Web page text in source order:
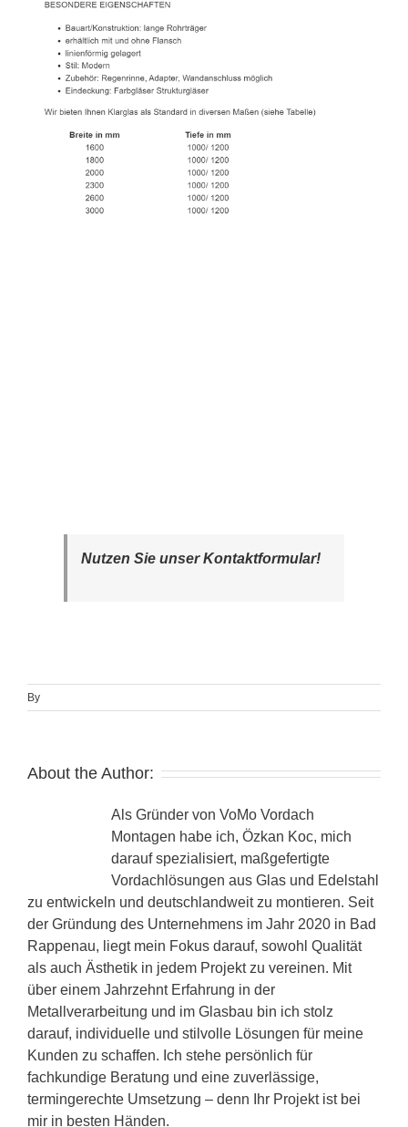
Nutzen Sie unser Kontaktformular!
By
About the Author:
Als Gründer von VoMo Vordach
Montagen habe ich, Özkan Koc, mich
darauf spezialisiert, maßgefertigte
Vordachlösungen aus Glas und Edelstahl
zu entwickeln und deutschlandweit zu montieren. Seit
der Gründung des Unternehmens im Jahr 2020 in Bad
Rappenau, liegt mein Fokus darauf, sowohl Qualität
als auch Ästhetik in jedem Projekt zu vereinen. Mit
über einem Jahrzehnt Erfahrung in der
Metallverarbeitung und im Glasbau bin ich stolz
darauf, individuelle und stilvolle Lösungen für meine
Kunden zu schaffen. Ich stehe persönlich für
fachkundige Beratung und eine zuverlässige,
termingerechte Umsetzung – denn Ihr Projekt ist bei
mir in besten Händen.